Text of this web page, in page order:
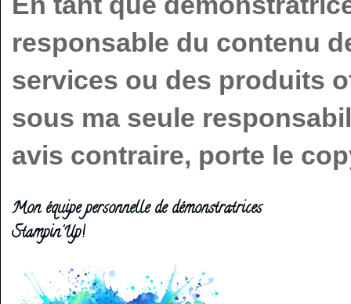
responsable du contenu
services ou des produits
sous ma seule
avis contraire, porte le
Mon équipe personnelle de démonstratrices
Stampin'Up!